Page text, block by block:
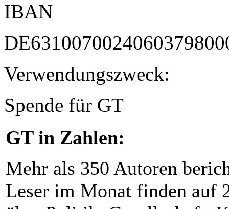
IBAN
Verwendungszweck:
Spende für GT
GT in Zahlen:
Mehr als 350 Autoren
Leser im Monat finden auf